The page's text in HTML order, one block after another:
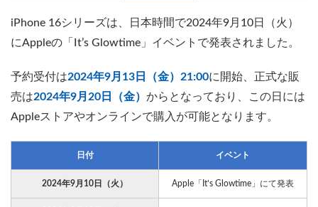
iPhone 16シリーズは、日本時間で2024年9月10日（火）
にAppleの「It’s Glowtime」イベントで発表されました。
予約受付は2024年9月13日（金）21:00に開始、正式な販
売は2024年9月20日（金） からとなっており、この日には
Appleストアやオンラインで購入が可能となります。
日付 イベント
2024年9月10日（火） Apple「It’s Glowtime」にて発表